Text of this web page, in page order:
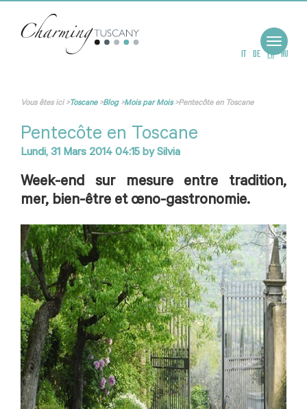
IT DE FR RU
Toggle
Vous êtes ici>Toscane>Blog>Mois par Mois>Pentecôte en Toscane
Pentecôte en Toscane
Lundi, 31 Mars 2014 04:15 bySilvia
Week-end sur mesure entre tradition,
mer, bien-être et œno-gastronomie.